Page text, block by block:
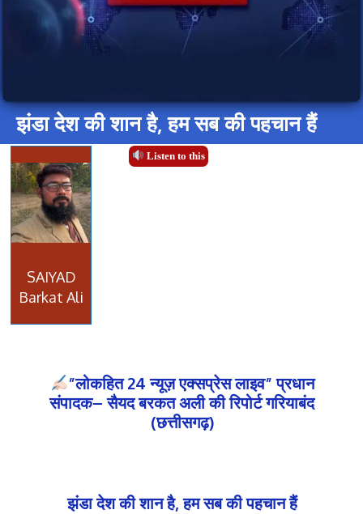
झंडा देश की शान है, हम सब की पहचान हैं
Listen to this
SAIYAD
Barkat Ali
”लोकहित 24 न्यूज़ एक्सप्रेस लाइव” प्रधान
संपादक– सैयद बरकत अली की रिपोर्ट गरियाबंद
(छत्तीसगढ़)
झंडा देश की शान है, हम सब की पहचान हैं